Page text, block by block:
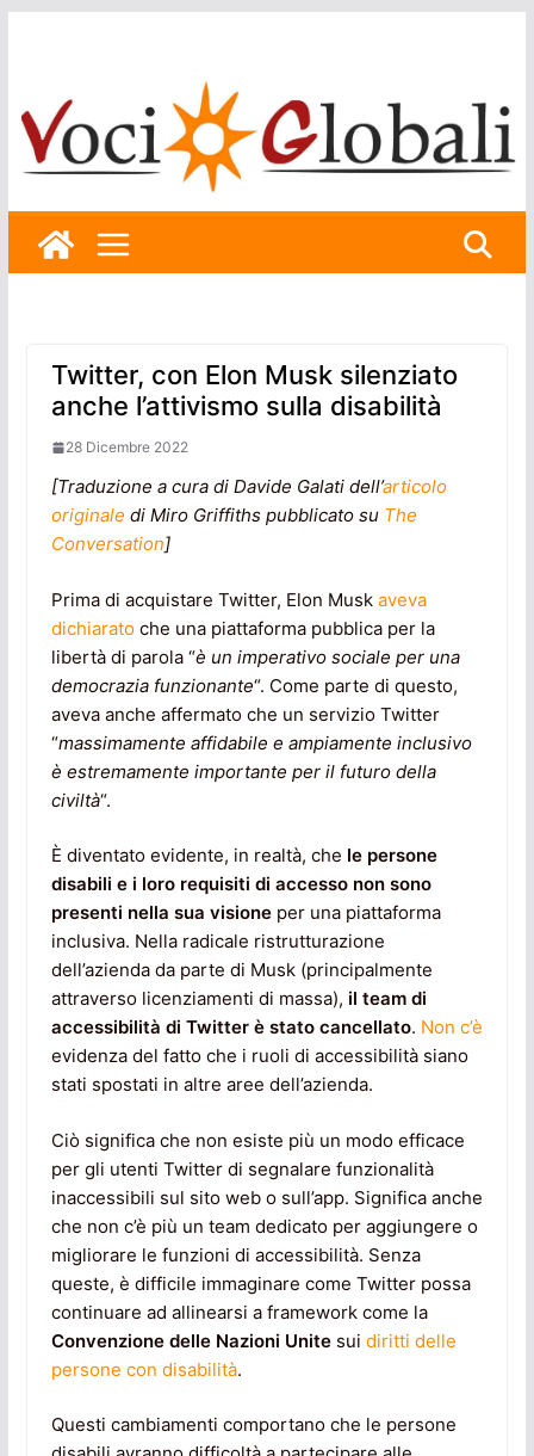
Twitter, con Elon Musk silenziato
anche l’attivismo sulla disabilità
28 Dicembre 2022
[Traduzione a cura di Davide Galati dell’articolo
originale di Miro Griffiths pubblicato su The
Conversation]
Prima di acquistare Twitter, Elon Musk aveva
dichiaratoche una piattaforma pubblica per la
libertà di parola “è un imperativo sociale per una
democrazia funzionante“. Come parte di questo,
aveva anche affermato che un servizio Twitter
“massimamente affidabile e ampiamente inclusivo
è estremamente importante per il futuro della
civiltà“.
È diventato evidente, in realtà, che le persone
disabili e i loro requisiti di accesso non sono
presenti nella sua visioneper una piattaforma
inclusiva. Nella radicale ristrutturazione
dell’azienda da parte di Musk (principalmente
attraverso licenziamenti di massa), il team di
accessibilità di Twitter è stato cancellato. Non c’è
evidenza del fatto che i ruoli di accessibilità siano
stati spostati in altre aree dell’azienda.
Ciò significa che non esiste più un modo efficace
per gli utenti Twitter di segnalare funzionalità
inaccessibili sul sito web o sull’app. Significa anche
che non c’è più un team dedicato per aggiungere o
migliorare le funzioni di accessibilità. Senza
queste, è difficile immaginare come Twitter possa
continuare ad allinearsi a framework come la
Convenzione delle Nazioni Unitesui diritti delle
persone con disabilità.
Questi cambiamenti comportano che le persone